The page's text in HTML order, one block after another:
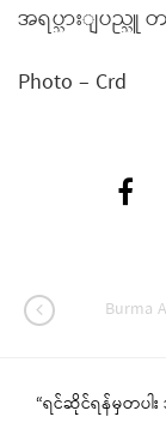
အရပ္သားျပည္
Photo – Crd
Burma
“ရင်ဆိုင်ရန်မှတပါး